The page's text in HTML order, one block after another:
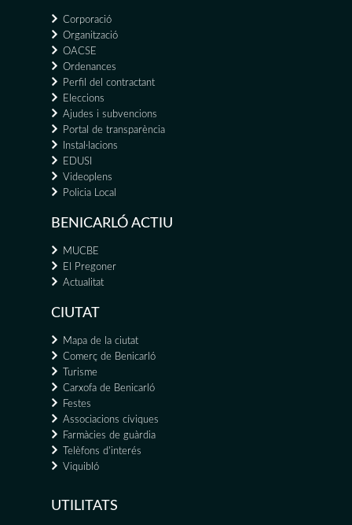
Corporació
Organització
OACSE
Ordenances
Perfil del contractant
Eleccions
Ajudes i subvencions
Portal de transparència
Instal·lacions
EDUSI
Videoplens
Policia Local
BENICARLÓ ACTIU
MUCBE
El Pregoner
Actualitat
CIUTAT
Mapa de la ciutat
Comerç de Benicarló
Turisme
Carxofa de Benicarló
Festes
Associacions cíviques
Farmàcies de guàrdia
Telèfons d'interés
Viquibló
UTILITATS